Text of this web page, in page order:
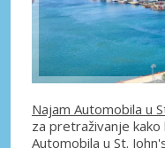
Najam Automobila u
za pretraživanje
Automobila u St.